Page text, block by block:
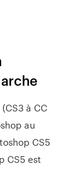
à CC
au
CS5
CS5 est